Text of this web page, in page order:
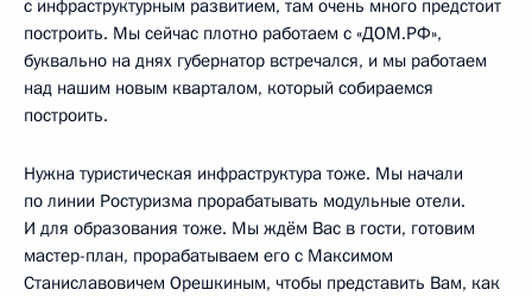
с инфраструктурным развитием, там очень много предстоит
построить. Мы сейчас плотно работаем с «ДОМ.РФ»,
буквально на днях губернатор встречался, и мы работаем
над нашим новым кварталом, который собираемся
построить.
Нужна туристическая инфраструктура тоже. Мы начали
по линии Ростуризма прорабатывать модульные отели.
И для образования тоже. Мы ждём Вас в гости, готовим
мастер-план, прорабатываем его с Максимом
Станиславовичем Орешкиным, чтобы представить Вам, как